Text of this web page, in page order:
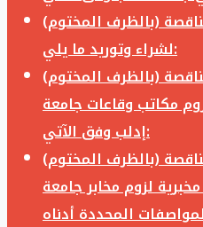
(بالظرف المختوم)
لشراء وتوريد ما يلي:
(بالظرف المختوم)
مكاتب وقاعات جامعة
إدلب وفق الآتي:
(بالظرف المختوم)
لزوم مخابر جامعة